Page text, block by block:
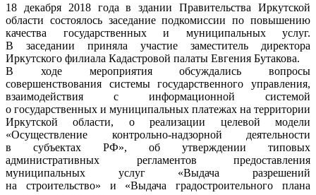
18 декабря 2018 года в здании Правительства Иркутской
области состоялось заседание подкомиссии по повышению
качества государственных и муниципальных услуг.
В заседании приняла участие заместитель директора
Иркутского филиала Кадастровой палаты Евгения Бутакова.
В ходе мероприятия обсуждались вопросы
совершенствования системы государственного управления,
взаимодействия с информационной системой
о государственных и муниципальных платежах на территории
Иркутской области, о реализации целевой модели
«Осуществление контрольно-надзорной деятельности
в субъектах РФ», об утверждении типовых
административных регламентов предоставления
муниципальных услуг «Выдача разрешений
на строительство» и «Выдача градостроительного плана